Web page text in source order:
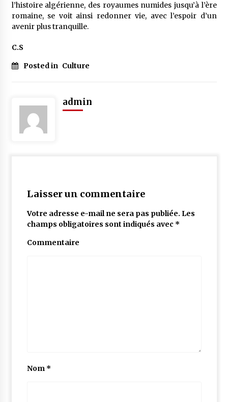
l’histoire algérienne, des royaumes numides jusqu’à l’ère
romaine, se voit ainsi redonner vie, avec l’espoir d’un
avenir plus tranquille.
C.S
Posted in Culture
admin
Laisser un commentaire
Votre adresse e-mail ne sera pas publiée. Les
champs obligatoires sont indiqués avec *
Commentaire
Nom *